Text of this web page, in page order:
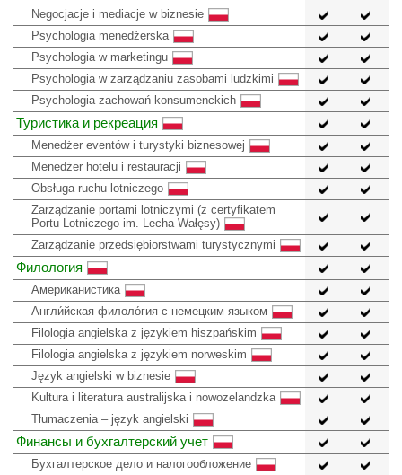
Negocjacje i mediacje w biznesie
Psychologia menedżerska
Psychologia w marketingu
Psychologia w zarządzaniu zasobami ludzkimi
Psychologia zachowań konsumenckich
Туристика и рекреация
Menedżer eventów i turystyki biznesowej
Menedżer hotelu i restauracji
Obsługa ruchu lotniczego
Zarządzanie portami lotniczymi (z certyfikatem
Portu Lotniczego im. Lecha Wałęsy)
Zarządzanie przedsiębiorstwami turystycznymi
Филология
Американистика
Англи́йская филоло́гия с немецким языком
Filologia angielska z językiem hiszpańskim
Filologia angielska z językiem norweskim
Język angielski w biznesie
Kultura i literatura australijska i nowozelandzka
Tłumaczenia – język angielski
Финансы и бухгалтерский учет
Бухгалтерское дело и налогообложение